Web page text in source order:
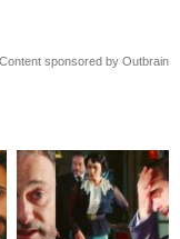
Content sponsored by Outbrain